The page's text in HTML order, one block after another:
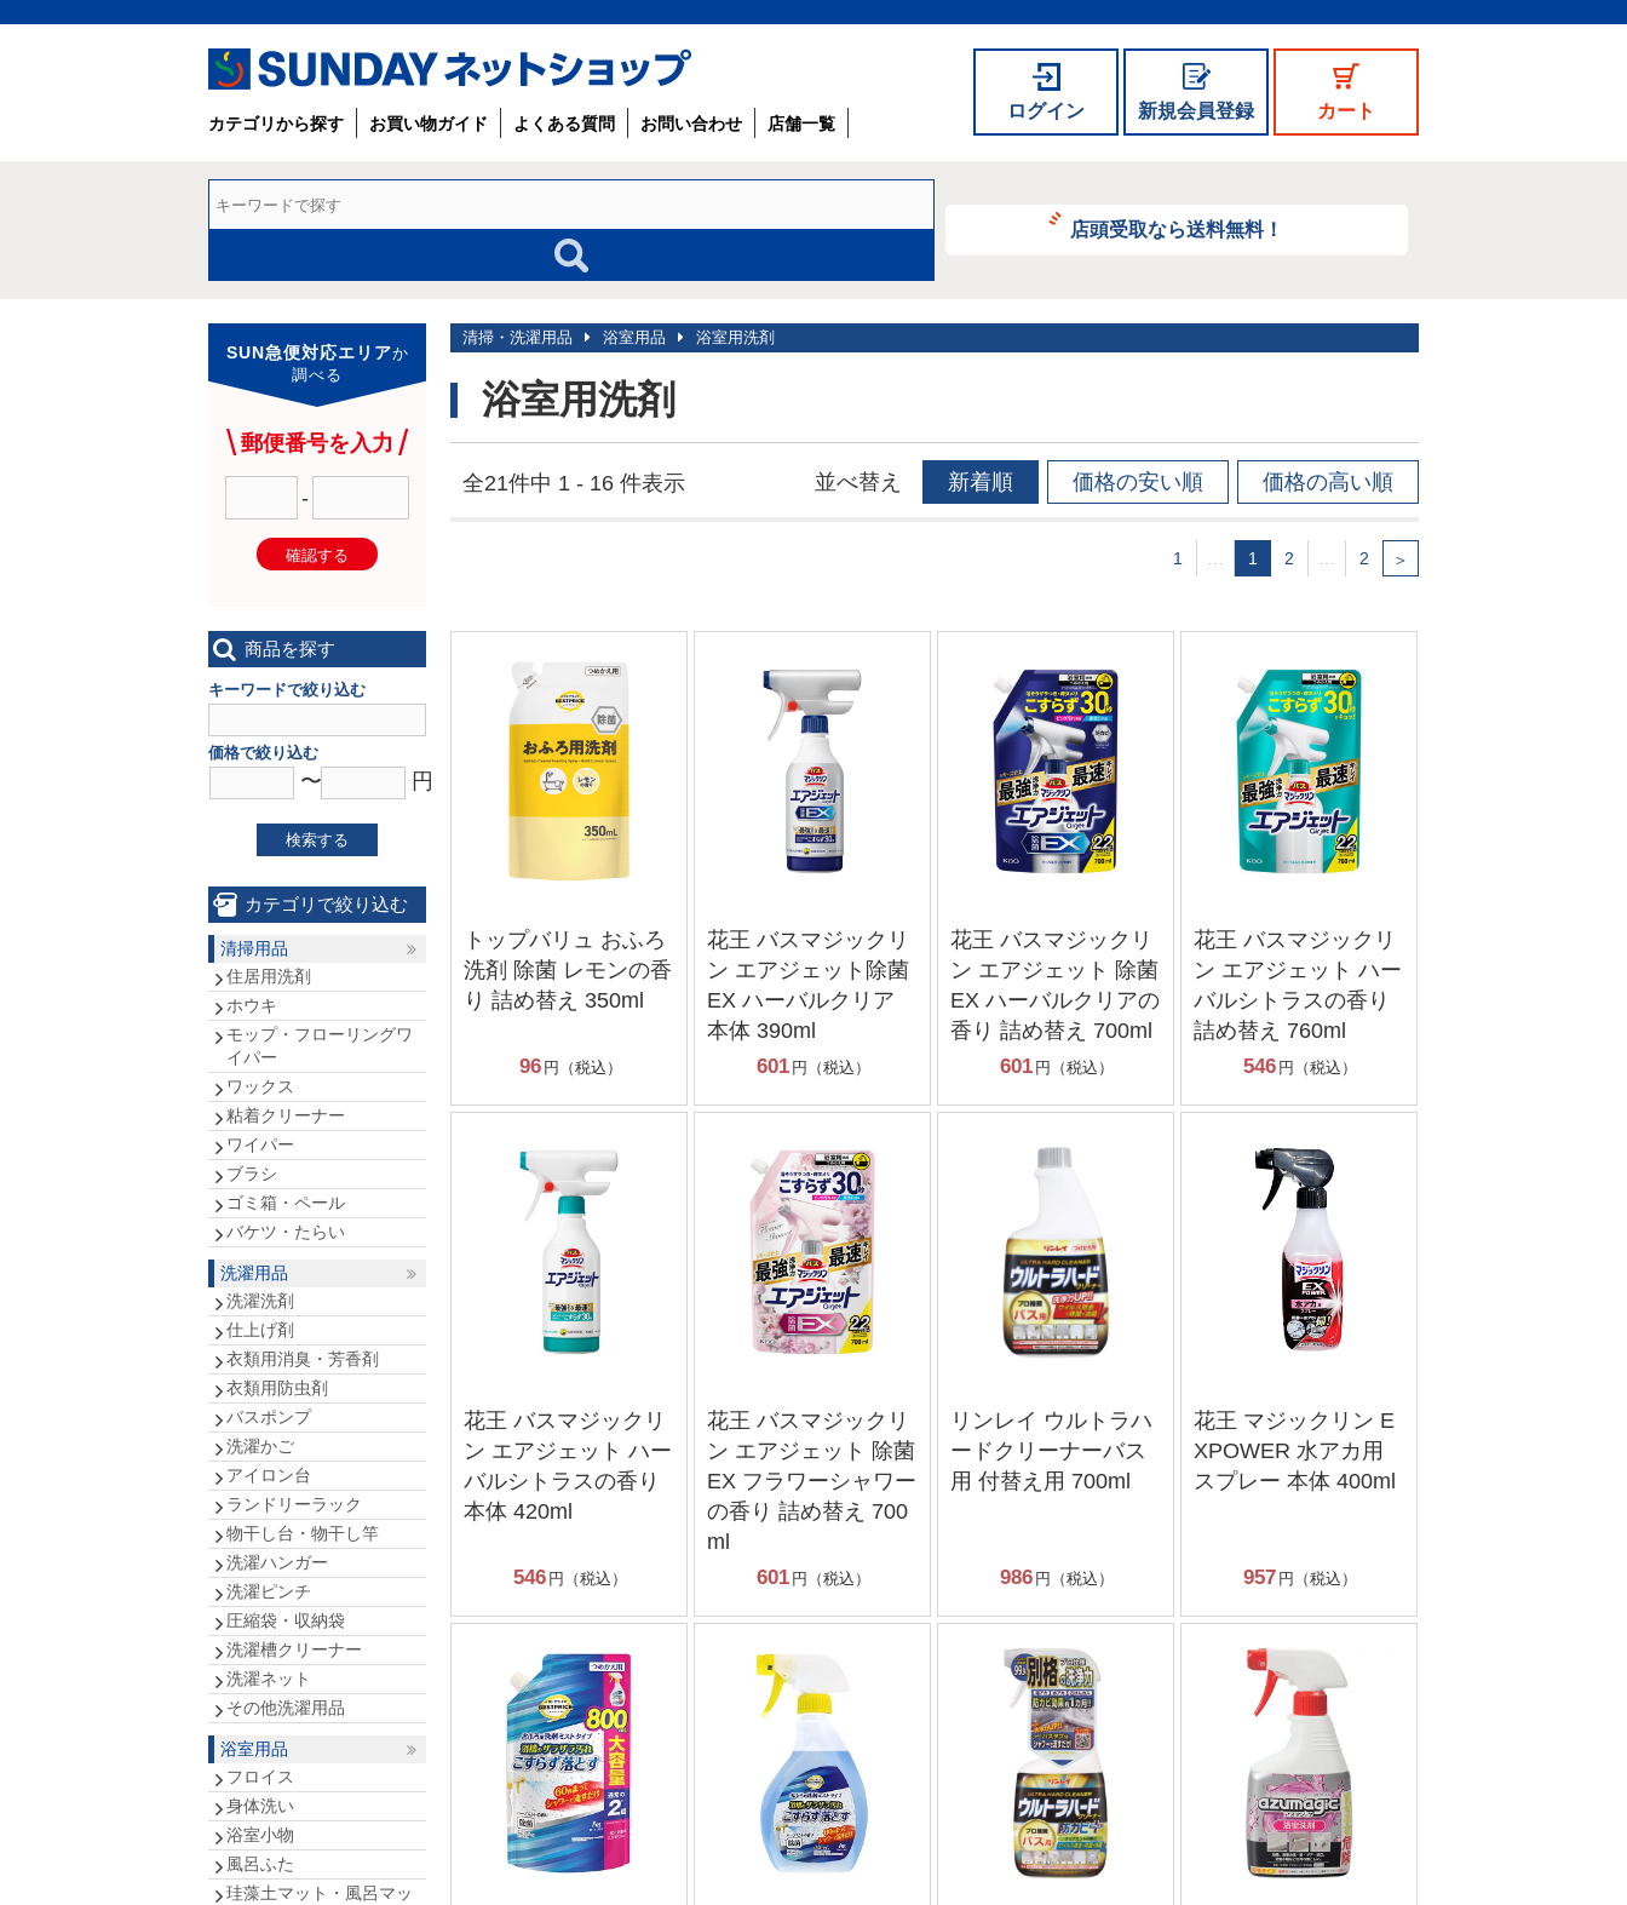
ログイン 新規会員登録 カート
カテゴリから探す お買い物ガイド よくある質問 お問い合わせ 店舗一覧
店頭受取なら送料無料！
清掃・洗濯用品 浴室用品 浴室用洗剤
浴室用洗剤
全21件中 1 - 16 件表示 並べ替え 新着順 価格の安い順 価格の高い順
1 1 2 2 ＞
トップバリュ おふろ
洗剤 除菌 レモンの香
り 詰め替え 350ml
96 円（税込）
花王 バスマジックリ
ン エアジェット除菌
EX ハーバルクリア
本体 390ml
601 円（税込）
花王 バスマジックリ
ン エアジェット 除菌
EX ハーバルクリアの
香り 詰め替え 700ml
601 円（税込）
花王 バスマジックリ
ン エアジェット ハー
バルシトラスの香り
詰め替え 760ml
546 円（税込）
花王 バスマジックリ
ン エアジェット ハー
バルシトラスの香り
本体 420ml
546 円（税込）
花王 バスマジックリ
ン エアジェット 除菌
EX フラワーシャワー
の香り 詰め替え 700
ml
601 円（税込）
リンレイ ウルトラハ
ードクリーナーバス
用 付替え用 700ml
986 円（税込）
花王 マジックリン E
XPOWER 水アカ用
スプレー 本体 400ml
957 円（税込）
SUN急便対応エリアか
調べる
郵便番号を入力
-
確認する
商品を探す
キーワードで絞り込む
価格で絞り込む
〜 円
検索する
カテゴリで絞り込む
清掃用品
住居用洗剤
ホウキ
モップ・フローリングワ
イパー
ワックス
粘着クリーナー
ワイパー
ブラシ
ゴミ箱・ペール
バケツ・たらい
洗濯用品
洗濯洗剤
仕上げ剤
衣類用消臭・芳香剤
衣類用防虫剤
バスポンプ
洗濯かご
アイロン台
ランドリーラック
物干し台・物干し竿
洗濯ハンガー
洗濯ピンチ
圧縮袋・収納袋
洗濯槽クリーナー
洗濯ネット
その他洗濯用品
浴室用品
フロイス
身体洗い
浴室小物
風呂ふた
珪藻土マット・風呂マッ